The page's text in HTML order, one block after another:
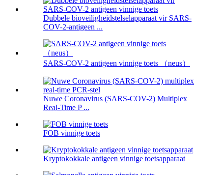
Dubbele bioveiligheidstelselapparaat vir SARS-
COV-2-antigeen ...
SARS-COV-2 antigeen vinnige toets （neus）
Nuwe Coronavirus (SARS-COV-2) Multiplex
Real-Time P ...
FOB vinnige toets
Kryptokokkale antigeen vinnige toetsapparaat